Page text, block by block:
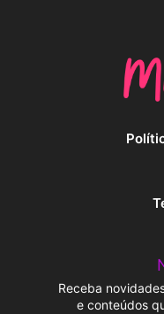
Receba
e conteúdos